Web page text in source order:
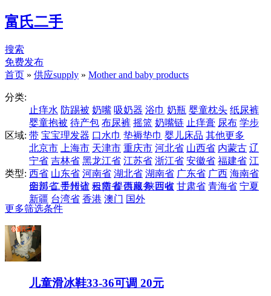
富氏二手
搜索
免费发布
首页 » 供应supply » Mother and baby products
分类:
止痒水 防踢被 奶嘴 吸奶器 浴巾 奶瓶 婴童枕头 纸尿裤
婴童抱被 待产包 布尿裤 摇篮 奶嘴链 止痒膏 尿布 学步
带 宝宝理发器 口水巾 垫褥垫巾 婴儿床品 其他更多
区域:
北京市
上海市 天津市 重庆市 河北省 山西省 内蒙古 辽
宁省 吉林省 黑龙江省 江苏省 浙江省 安徽省 福建省 江
西省 山东省 河南省 湖北省 湖南省 广东省 广西 海南省
四川省 贵州省 云南省 西藏 陕西省 甘肃省 青海省 宁夏
新疆 台湾省 香港 澳门 国外
类型:
全部 二手转让 租赁 提供服务 回收
更多筛选条件
儿童滑冰鞋33-36可调 20元